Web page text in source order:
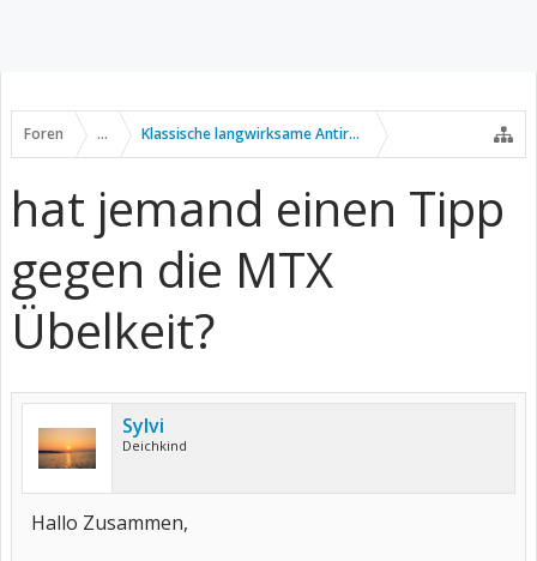
Foren ... Klassische langwirksame Antirheumatika
hat jemand einen Tipp
gegen die MTX
Übelkeit?
Sylvi
Deichkind
Hallo Zusammen,